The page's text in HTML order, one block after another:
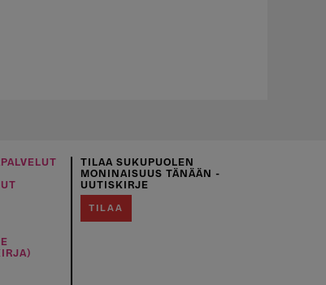
TILAA SUKUPUOLEN
MONINAISUUS TÄNÄÄN -
UUTISKIRJE
TILAA